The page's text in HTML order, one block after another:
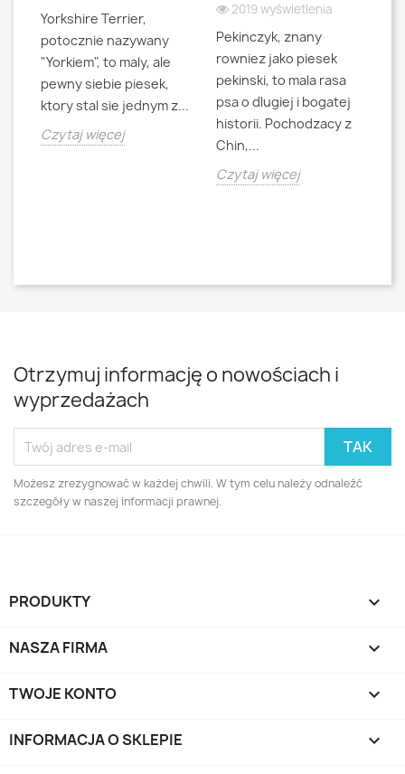
Yorkshire Terrier,
potocznie nazywany
"Yorkiem", to maly, ale
pewny siebie piesek,
ktory stal sie jednym z...
Czytaj więcej
2019 wyświetlenia
Pekinczyk, znany
rowniez jako piesek
pekinski, to mala rasa
psa o dlugiej i bogatej
historii. Pochodzacy z
Chin,...
Czytaj więcej
Otrzymuj informację o nowościach i
wyprzedażach
Możesz zrezygnować w każdej chwili. W tym celu należy odnaleźć
szczegóły w naszej informacji prawnej.
PRODUKTY 
NASZA FIRMA 
TWOJE KONTO 
INFORMACJA O SKLEPIE keyboard_arrow_down